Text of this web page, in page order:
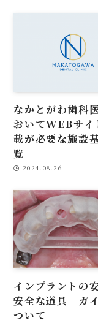
なかとがわ歯科
おいてWEBサイ
載が必要な施設
覧
2024.08.26
インプラントの安
安全な道具 ガ
ついて